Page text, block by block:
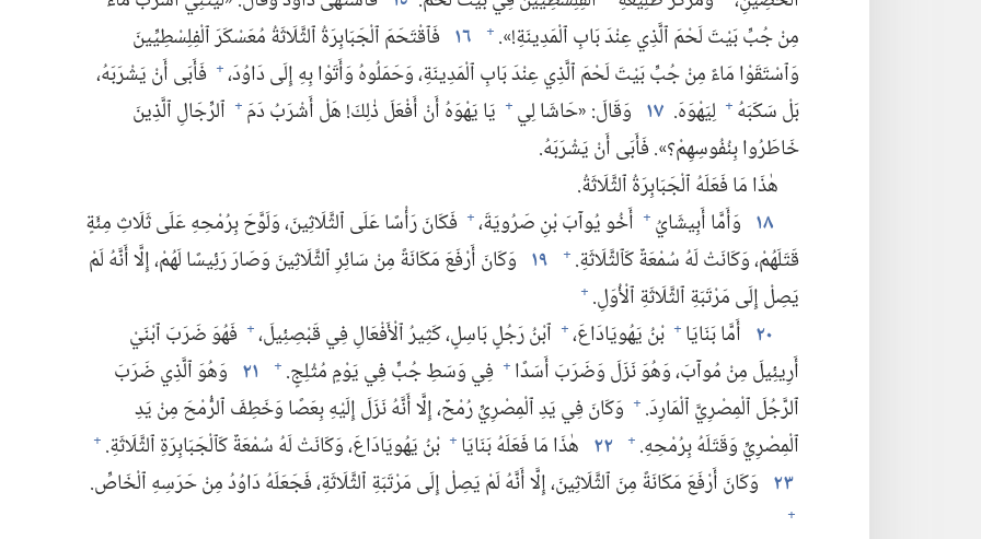
مِنْ جُبِّ بَيْتَ لَحْمَ ٱلَّذِي عِنْدَ بَابِ ٱلْمَدِينَةِ!‏».‏ + ١٦ فَٱقْتَحَمَ ٱلْجَبَابِرَةُ ٱلثَّلَاثَةُ مُعَسْكَرَ ٱلْفِلِسْطِيِّينَ
وَٱسْتَقَوْا مَاءً مِنْ جُبِّ بَيْتَ لَحْمَ ٱلَّذِي عِنْدَ بَابِ ٱلْمَدِينَةِ،‏ وَحَمَلُوهُ وَأَتَوْا بِهِ إِلَى دَاوُدَ،‏+ فَأَبَى أَنْ يَشْرَبَهُ،‏
بَلْ سَكَبَهُ + لِيَهْوَهَ.‏ ١٧ وَقَالَ:‏ «حَاشَا لِي + يَا يَهْوَهُ أَنْ أَفْعَلَ ذٰلِكَ!‏ هَلْ أَشْرَبُ دَمَ + ٱلرِّجَالِ ٱلَّذِينَ
خَاطَرُوا بِنُفُوسِهِمْ؟‏».‏ فَأَبَى أَنْ يَشْرَبَهُ.‏
هٰذَا مَا فَعَلَهُ ٱلْجَبَابِرَةُ ٱلثَّلَاثَةُ.‏
١٨ وَأَمَّا أَبِيشَايُ + أَخُو يُوآبَ بْنِ صَرُويَةَ،‏+ فَكَانَ رَأْسًا عَلَى ٱلثَّلَاثِينَ،‏ وَلَوَّحَ بِرُمْحِهِ عَلَى ثَلَاثِ مِئَةٍ
قَتَلَهُمْ،‏ وَكَانَتْ لَهُ سُمْعَةٌ كَٱلثَّلَاثَةِ.‏ + ١٩ وَكَانَ أَرْفَعَ مَكَانَةً مِنْ سَائِرِ ٱلثَّلَاثِينَ وَصَارَ رَئِيسًا لَهُمْ،‏ إِلَّا أَنَّهُ لَمْ
يَصِلْ إِلَى مَرْتَبَةِ ٱلثَّلَاثَةِ ٱلْأُوَلِ.‏ +
٢٠ أَمَّا بَنَايَا + بْنُ يَهُويَادَاعَ،‏+ ٱبْنُ رَجُلٍ بَاسِلٍ،‏ كَثِيرُ ٱلْأَفْعَالِ فِي قَبْصِئِيلَ،‏+ فَهُوَ ضَرَبَ ٱبْنَيْ
أَرِيئِيلَ مِنْ مُوآبَ،‏ وَهُوَ نَزَلَ وَضَرَبَ أَسَدًا + فِي وَسَطِ جُبٍّ فِي يَوْمٍ مُثْلِجٍ.‏ + ٢١ وَهُوَ ٱلَّذِي ضَرَبَ
ٱلرَّجُلَ ٱلْمِصْرِيَّ ٱلْمَارِدَ.‏ + وَكَانَ فِي يَدِ ٱلْمِصْرِيِّ رُمْحٌ،‏ إِلَّا أَنَّهُ نَزَلَ إِلَيْهِ بِعَصًا وَخَطِفَ ٱلرُّمْحَ مِنْ يَدِ
ٱلْمِصْرِيِّ وَقَتَلَهُ بِرُمْحِهِ.‏ + ٢٢ هٰذَا مَا فَعَلَهُ بَنَايَا + بْنُ يَهُويَادَاعَ،‏ وَكَانَتْ لَهُ سُمْعَةٌ كَٱلْجَبَابِرَةِ ٱلثَّلَاثَةِ.‏ +
٢٣ وَكَانَ أَرْفَعَ مَكَانَةً مِنَ ٱلثَّلَاثِينَ،‏ إِلَّا أَنَّهُ لَمْ يَصِلْ إِلَى مَرْتَبَةِ ٱلثَّلَاثَةِ،‏ فَجَعَلَهُ دَاوُدُ مِنْ حَرَسِهِ ٱلْخَاصِّ.‏
+